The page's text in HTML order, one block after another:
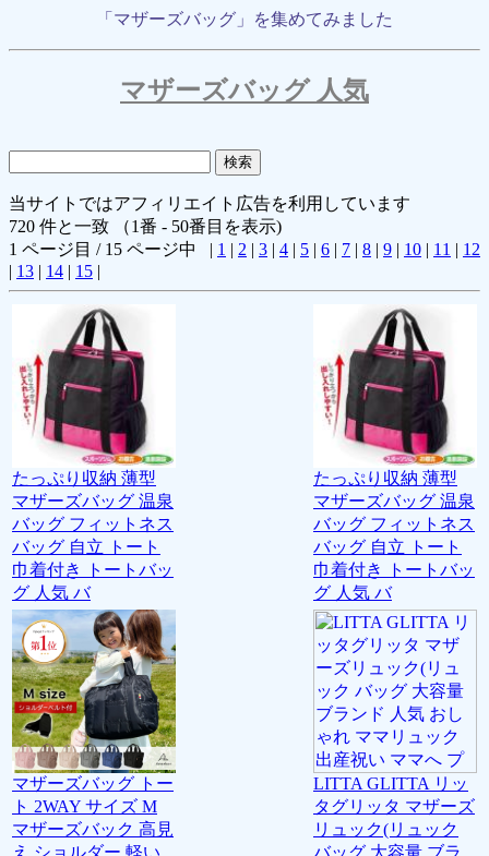
「マザーズバッグ」を集めてみました
マザーズバッグ 人気
当サイトではアフィリエイト広告を利用しています
720 件と一致 （1番 - 50番目を表示)
1 ページ目 / 15 ページ中 | 1 | 2 | 3 | 4 | 5 | 6 | 7 | 8 | 9 | 10 | 11 | 12
| 13 | 14 | 15 |
たっぷり収納 薄型
マザーズバッグ 温泉
バッグ フィットネス
バッグ 自立 トート
巾着付き トートバッ
グ 人気 バ
たっぷり収納 薄型
マザーズバッグ 温泉
バッグ フィットネス
バッグ 自立 トート
巾着付き トートバッ
グ 人気 バ
マザーズバッグ トー
ト 2WAY サイズ M
マザーズバック 高見
え ショルダー 軽い
LITTA GLITTA リッ
タグリッタ マザーズ
リュック(リュック
バッグ 大容量 ブラ